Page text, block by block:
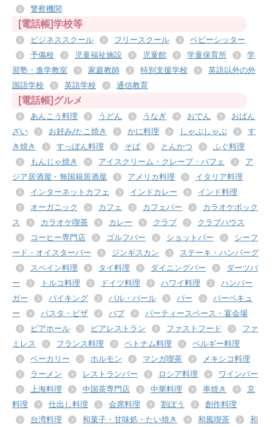
警察機関
[電話帳]学校等
ビジネススクール フリースクール
ベビーシッター
予備校
児童福祉施設 児童館 学童保育所
学
習塾・進学教室
家庭教師 特別支援学校
英語以外の外
国語学校
英語学校 通信教育
[電話帳]グルメ
あんこう料理 うどん うなぎ おでん
おばん
ざい
お好み/たこ焼き かに料理 しゃぶしゃぶ
す
き焼き
すっぽん料理 そば とんかつ
ふぐ料理
もんじゃ焼き
アイスクリーム・クレープ・パフェ
ア
ジア居酒屋・無国籍居酒屋
アメリカ料理
イタリア料理
インターネットカフェ
インドカレー
インド料理
オーガニック
カフェ カフェバー
カラオケボック
ス
カラオケ喫茶 カレー クラブ
クラブハウス
コーヒー専門店
ゴルフバー ショットバー
シーフ
ード・オイスターバー
ジンギスカン
ステーキ・ハンバーグ
スペイン料理
タイ料理 ダイニングバー
ダーツバ
ー
トルコ料理 ドイツ料理 ハワイ料理
ハンバー
ガー
バイキング バル・バール バー
バーベキュ
ー
パスタ・ピザ パブ
パーティースペース・宴会場
ビアホール
ビアレストラン ファストフード
ファ
ミレス
フランス料理 ベトナム料理
ベルギー料理
ベーカリー
ホルモン マンガ喫茶
メキシコ料理
ラーメン
レストランバー ロシア料理
ワインバー
上海料理
中国茶専門店 中華料理 串焼き
京
料理
仕出し料理 会席料理 割ぽう
創作料理
台湾料理
和菓子・甘味処・たい焼き 和風喫茶
和